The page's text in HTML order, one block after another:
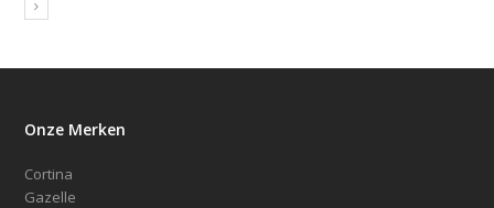
Onze Merken
Cortina
Gazelle